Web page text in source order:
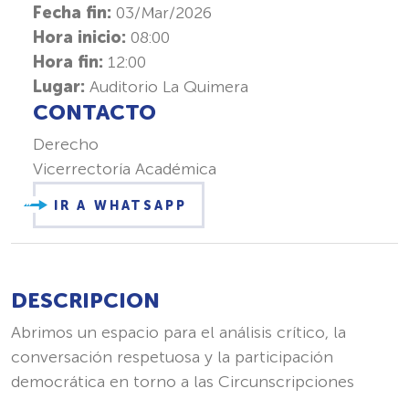
Fecha fin: 03/Mar/2026
Hora inicio: 08:00
Hora fin: 12:00
Lugar: Auditorio La Quimera
CONTACTO
Derecho
Vicerrectoría Académica
IR A WHATSAPP
DESCRIPCION
Abrimos un espacio para el análisis crítico, la
conversación respetuosa y la participación
democrática en torno a las Circunscripciones